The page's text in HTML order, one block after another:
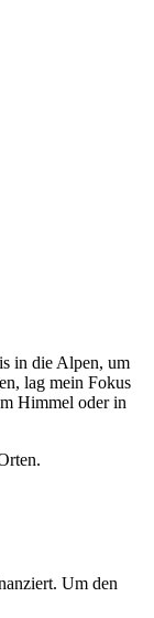
in die Alpen, um
lag mein Fokus
Himmel oder in
Um den